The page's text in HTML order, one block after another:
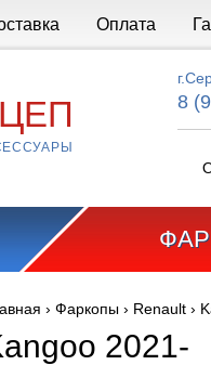
Оплата
8
здесь
› Фаркопы › Renault ›
2021-